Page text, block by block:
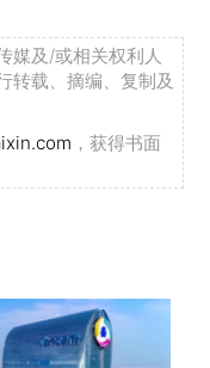
媒及/或相关权利人
转载、摘编、复制及
，获得书面